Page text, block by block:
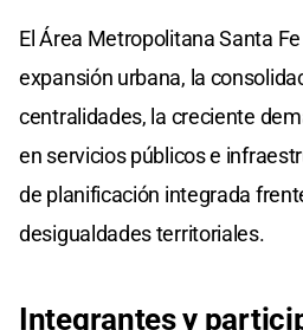
El Área Metropolitana Santa
expansión urbana, la
centralidades, la creciente
en servicios públicos e
de planificación integrada
desigualdades territoriales.
Integrantes y